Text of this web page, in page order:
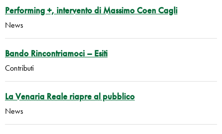
Performing +, intervento di Massimo Coen Cagli
News
Bando Rincontriamoci – Esiti
Contributi
La Venaria Reale riapre al pubblico
News